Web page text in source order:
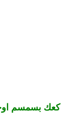
كعك بسمسم